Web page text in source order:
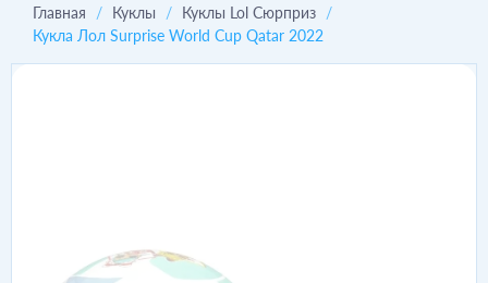
Главная Куклы
Куклы Lol Сюрприз
Кукла Лол Surprise World Cup Qatar 2022